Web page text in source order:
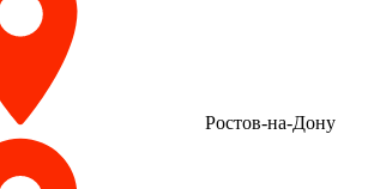
Ростов-на-Дону